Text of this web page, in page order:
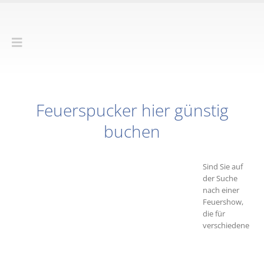
Feuerspucker hier günstig
buchen
Sind Sie auf
der Suche
nach einer
Feuershow,
die für
verschiedene